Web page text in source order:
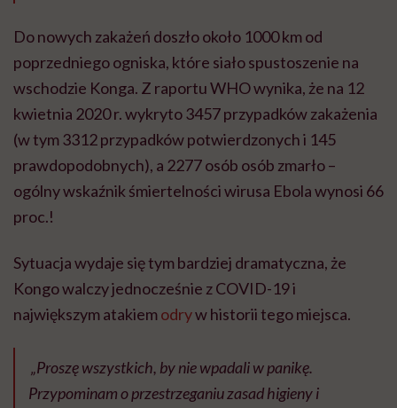
Do nowych zakażeń doszło około 1000 km od
poprzedniego ogniska, które siało spustoszenie na
wschodzie Konga. Z raportu WHO wynika, że na 12
kwietnia 2020 r. wykryto 3457 przypadków zakażenia
(w tym 3312 przypadków potwierdzonych i 145
prawdopodobnych), a 2277 osób osób zmarło –
ogólny wskaźnik śmiertelności wirusa Ebola wynosi 66
proc.!
Sytuacja wydaje się tym bardziej dramatyczna, że
Kongo walczy jednocześnie z COVID-19 i
największym atakiemodryw historii tego miejsca.
„Proszę wszystkich, by nie wpadali w panikę.
Przypominam o przestrzeganiu zasad higieny i